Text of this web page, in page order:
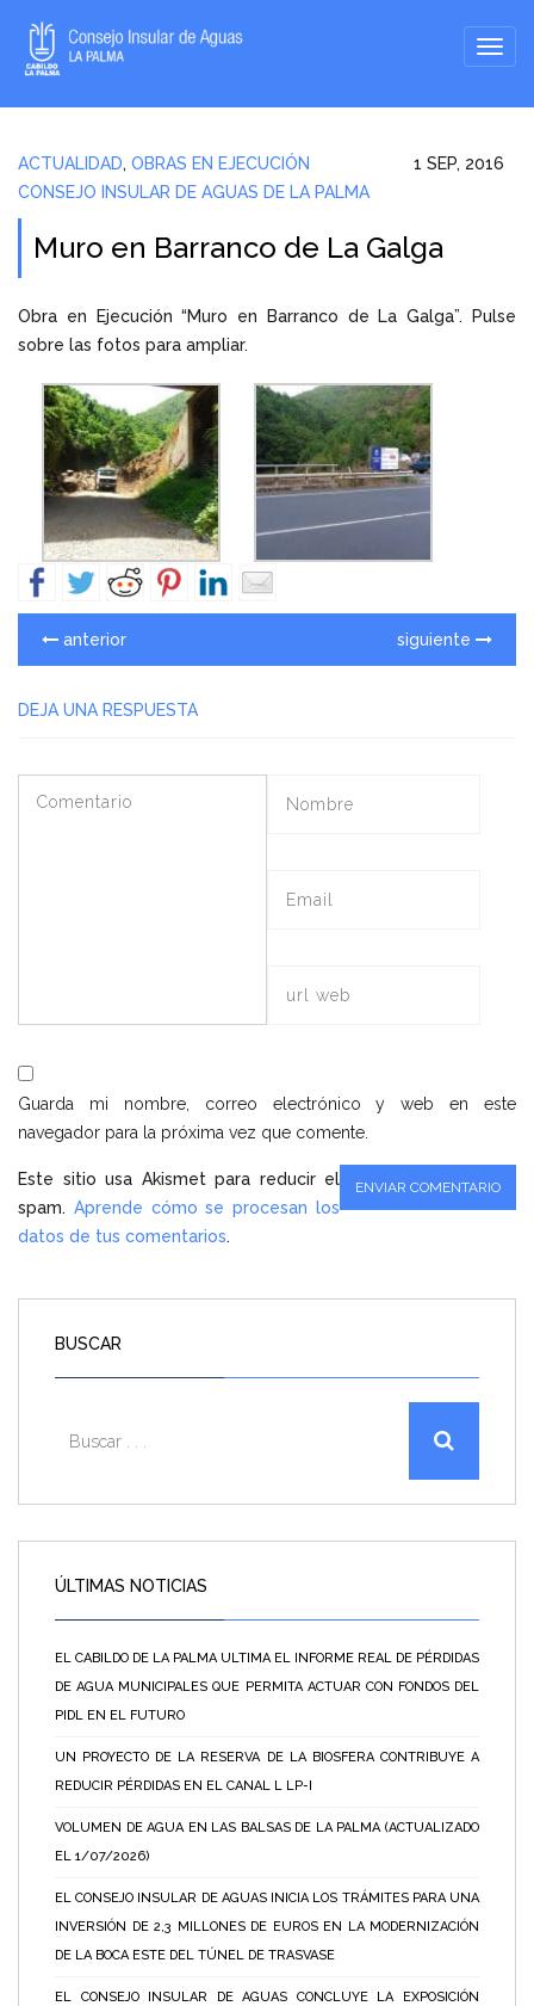
ACTUALIDAD, OBRAS EN EJECUCIÓN
1 SEP, 2016
CONSEJO INSULAR DE AGUAS DE LA PALMA
Muro en Barranco de La Galga
Obra en Ejecución “Muro en Barranco de La Galga”. Pulse
sobre las fotos para ampliar.
anterior siguiente
DEJA UNA RESPUESTA
Guarda mi nombre, correo electrónico y web en este
navegador para la próxima vez que comente.
Este sitio usa Akismet para reducir el
spam. Aprende cómo se procesan los
datos de tus comentarios.
BUSCAR
ÚLTIMAS NOTICIAS
EL CABILDO DE LA PALMA ULTIMA EL INFORME REAL DE PÉRDIDAS
DE AGUA MUNICIPALES QUE PERMITA ACTUAR CON FONDOS DEL
PIDL EN EL FUTURO
UN PROYECTO DE LA RESERVA DE LA BIOSFERA CONTRIBUYE A
REDUCIR PÉRDIDAS EN EL CANAL L LP-I
VOLUMEN DE AGUA EN LAS BALSAS DE LA PALMA (ACTUALIZADO
EL 1/07/2026)
EL CONSEJO INSULAR DE AGUAS INICIA LOS TRÁMITES PARA UNA
INVERSIÓN DE 2,3 MILLONES DE EUROS EN LA MODERNIZACIÓN
DE LA BOCA ESTE DEL TÚNEL DE TRASVASE
EL CONSEJO INSULAR DE AGUAS CONCLUYE LA EXPOSICIÓN